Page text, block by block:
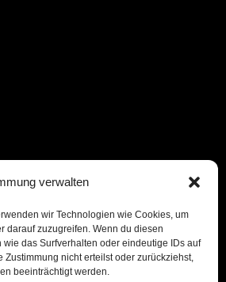
verwalten
wir Technologien wie Cookies, um
darauf zuzugreifen. Wenn du diesen
das Surfverhalten oder eindeutige IDs auf
nicht erteilst oder zurückziehst,
beeinträchtigt werden.